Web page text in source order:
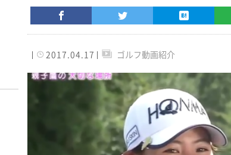
2017.04.17 ゴルフ動画紹介